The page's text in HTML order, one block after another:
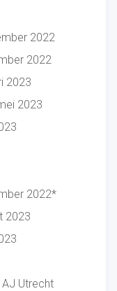
2022
2022
2023
2023
2022*
2023
Utrecht